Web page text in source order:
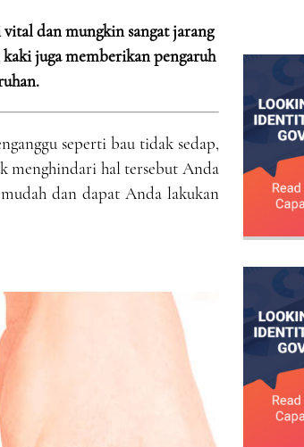
dan mungkin sangat jarang
juga memberikan pengaruh
seperti bau tidak sedap,
menghindari hal tersebut Anda
dan dapat Anda lakukan